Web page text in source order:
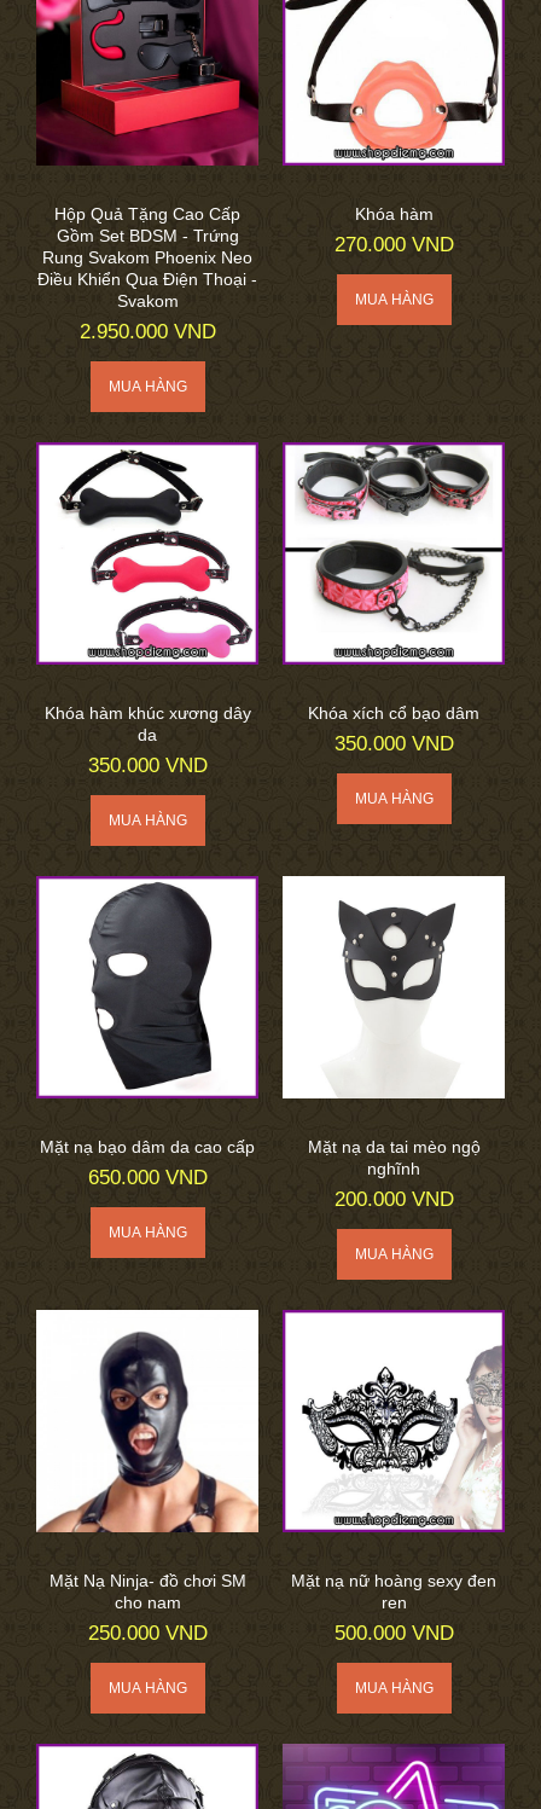
Hộp Quả Tặng Cao Cấp
Gồm Set BDSM - Trứng
Rung Svakom Phoenix Neo
Điều Khiển Qua Điện Thoại -
Svakom
2.950.000 VND
Khóa hàm
270.000 VND
Khóa hàm khúc xương dây
da
350.000 VND
Khóa xích cổ bạo dâm
350.000 VND
Mặt nạ bạo dâm da cao cấp
650.000 VND
Mặt nạ da tai mèo ngộ
nghĩnh
200.000 VND
Mặt Nạ Ninja- đồ chơi SM
cho nam
250.000 VND
Mặt nạ nữ hoàng sexy đen
ren
500.000 VND